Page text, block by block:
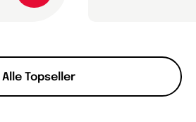
Alle Topseller